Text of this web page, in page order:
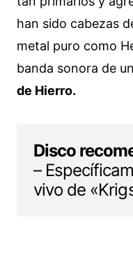
han sido cabezas
metal puro como
banda sonora de
de Hierro.
Disco
–
vivo de